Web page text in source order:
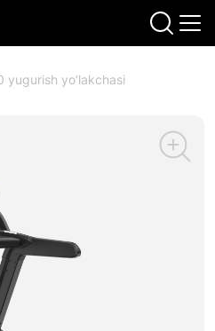
yugurish yo’lakchasi